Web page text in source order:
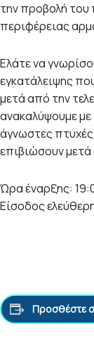
την προβολή του
περιφέρειας
Ελάτε να
εγκατάλειψης
μετά από την
ανακαλύψουμε με
άγνωστες
επιβιώσουν
Ώρα έναρξης:
Είσοδος
Προσθέστε